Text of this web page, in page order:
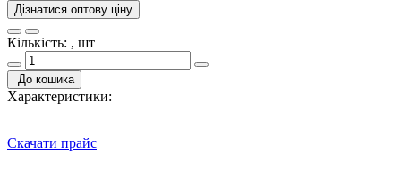
Дізнатися оптову ціну
Кількість: , шт
До кошика
Характеристики:
Скачати прайс